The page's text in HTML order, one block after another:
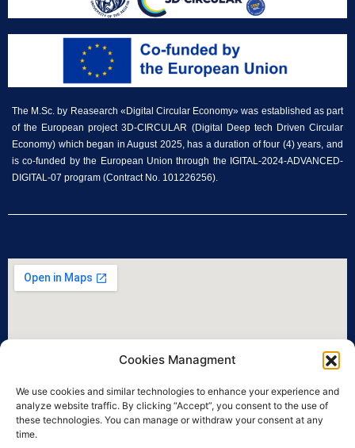
Cookies Managment
We use cookies and similar technologies to enhance your experience and
analyze website traffic. By clicking “Accept”, you consent to the use of
these technologies. You can manage or withdraw your consent at any
time.
The M.Sc. by Reasearch «Digital Circular Economy» was established as part
of the European project 3D-CIRCULAR (Digital Deep tech Driven Circular
Economy) which began in August 2025, has a duration of four (4) years, and
is co-funded by the European Union through the IGITAL-2024-ADVANCED-
DIGITAL-07 program (Contract No. 101226256).